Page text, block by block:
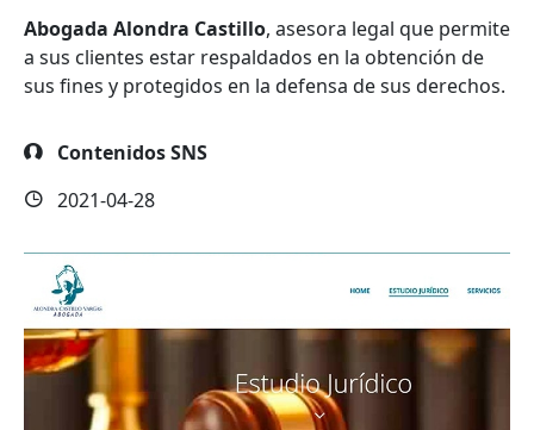
Abogada Alondra Castillo, asesora legal que permite
a sus clientes estar respaldados en la obtención de
sus fines y protegidos en la defensa de sus derechos.
Contenidos SNS
2021-04-28